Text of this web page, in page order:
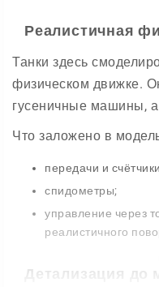
Реалистичная
Танки здесь
физическом движке.
гусеничные машины, а
Что заложено в
передачи и
спидометры;
управление через
реалистичного
Детализация до